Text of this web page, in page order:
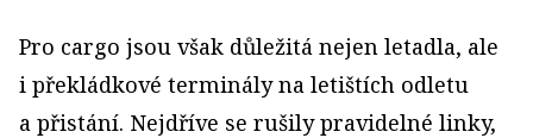
Pro cargo jsou však důležitá nejen letadla, ale
i překládkové terminály na letištích odletu
a přistání. Nejdříve se rušily pravidelné linky,